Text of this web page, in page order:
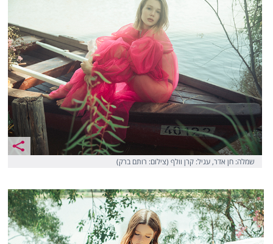
שמלה: חן אדר, עגיל: קרן וולף (צילום: רותם ברק)